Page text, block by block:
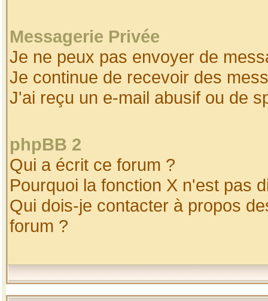
Messagerie Privée
Je ne peux pas envoyer de
Je continue de recevoir des
J'ai reçu un e-mail abusif ou de
phpBB 2
Qui a écrit ce forum ?
Pourquoi la fonction X n'est pas
Qui dois-je contacter à propos
forum ?